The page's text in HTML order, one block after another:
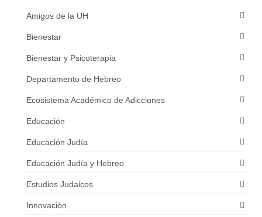
Amigos de la UH
Bienestar
Bienestar y Psicoterapia
Departamento de Hebreo
Ecosistema Académico de Adicciones
Educación
Educación Judía
Educación Judía y Hebreo
Estudios Judaicos
Innovación